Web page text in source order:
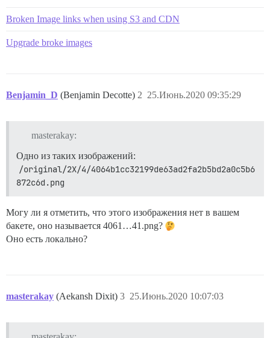
Broken Image links when using S3 and CDN
Upgrade broke images
Benjamin_D (Benjamin Decotte) 25.Июнь.2020 09:35:29
2
masterakay:
Одно из таких изображений:
/original/2X/4/4064b1cc32199de63ad2fa2b5bd2a0c5b6
872c6d.png
Могу ли я отметить, что этого изображения нет в вашем
бакете, оно называется 4061…41.png?
Оно есть локально?
masterakay (Aekansh Dixit) 25.Июнь.2020 10:07:03
3